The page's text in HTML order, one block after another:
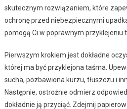
skutecznym rozwiązaniem, które
ochronę przed niebezpiecznymi
pomogą Ci w poprawnym przyklejeniu
Pierwszym krokiem jest dokładne
której ma być przyklejona taśma.
sucha, pozbawiona kurzu, tłuszczu i
Następnie, ostrożnie odmierz
dokładnie ją przyciąć. Zdejmij